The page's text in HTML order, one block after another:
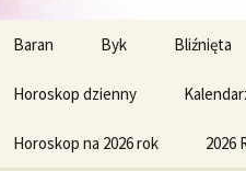
treści
Baran Byk Bliźnięta
Horoskop dzienny
Horoskop na 2026 rok 2026